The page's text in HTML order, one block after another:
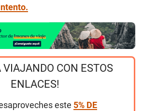
VIAJANDO CON ESTOS
ENLACES!
este 5% DE